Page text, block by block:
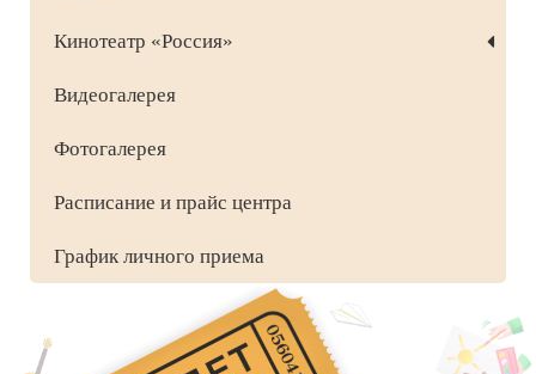
Кинотеатр «Россия»
Видеогалерея
Фотогалерея
Расписание и прайс центра
График личного приема